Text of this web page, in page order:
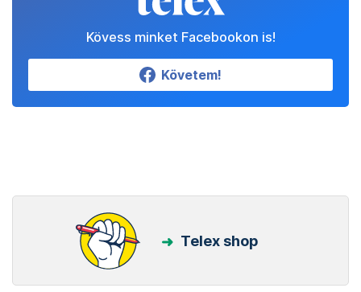
Kövess minket Facebookon is!
Követem!
Telex shop